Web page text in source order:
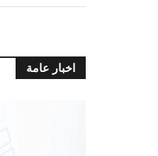
اخبار عامة